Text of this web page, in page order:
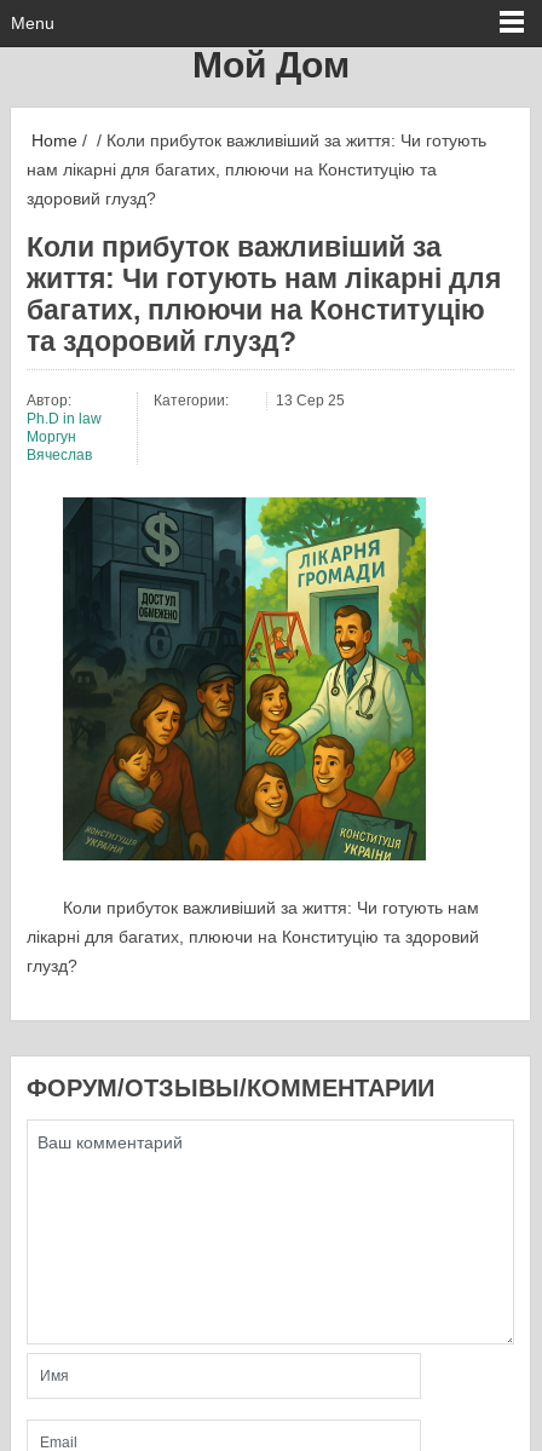
Menu
Мой Дом
Home / / Коли прибуток важливіший за життя: Чи готують
нам лікарні для багатих, плюючи на Конституцію та
здоровий глузд?
Коли прибуток важливіший за
життя: Чи готують нам лікарні для
багатих, плюючи на Конституцію
та здоровий глузд?
Автор:
Ph.D in law
Моргун
Вячеслав
Категории: 13 Сер 25
Коли прибуток важливіший за життя: Чи готують нам
лікарні для багатих, плюючи на Конституцію та здоровий
глузд?
ФОРУМ/ОТЗЫВЫ/КОММЕНТАРИИ